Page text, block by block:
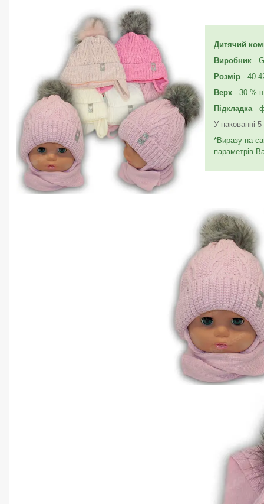
Дитячий
Виробник -
Розмір - 40-
Верх - 30 %
Підкладка -
У пакованні
*Виразу на
параметрів